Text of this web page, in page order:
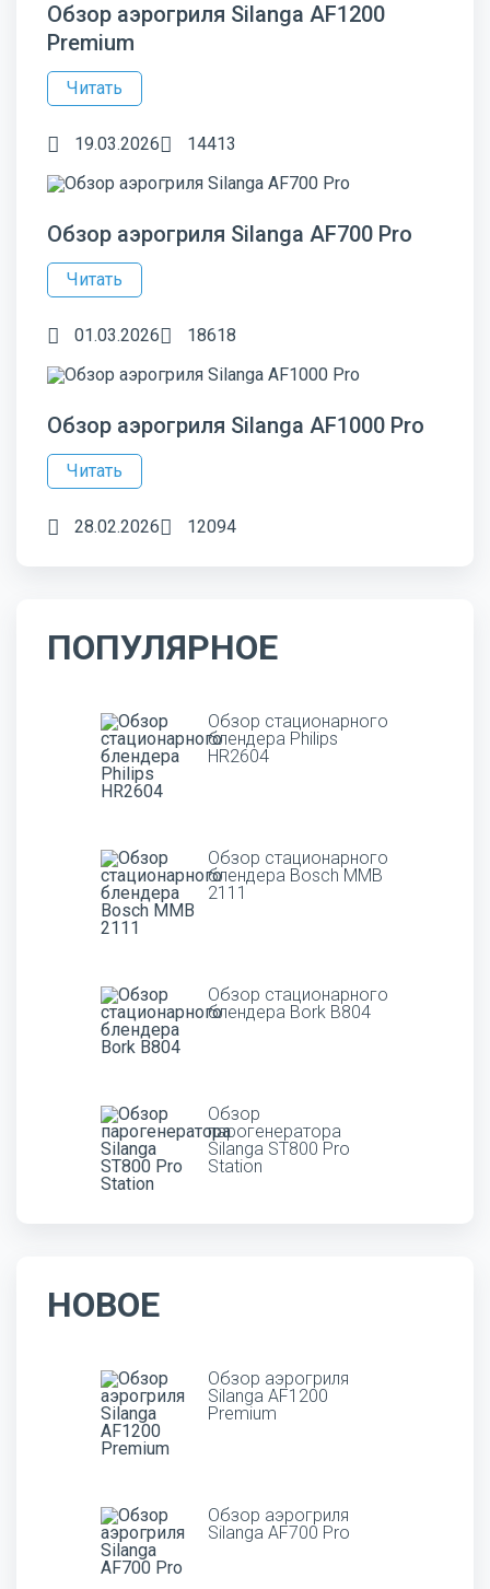
Обзор аэрогриля Silanga AF1200
Premium
Читать
19.03.2026 14413
Обзор аэрогриля Silanga AF700 Pro
Читать
01.03.2026 18618
Обзор аэрогриля Silanga AF1000 Pro
Читать
28.02.2026 12094
ПОПУЛЯРНОЕ
Обзор стационарного
блендера Philips
HR2604
Обзор стационарного
блендера Bosch MMB
2111
Обзор стационарного
блендера Bork B804
Обзор
парогенератора
Silanga ST800 Pro
Station
НОВОЕ
Обзор аэрогриля
Silanga AF1200
Premium
Обзор аэрогриля
Silanga AF700 Pro